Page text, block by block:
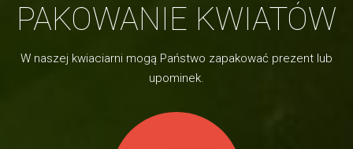
PAKOWANIE KWIATÓW
W naszej kwiaciarni mogą Państwo zapakować prezent lub
upominek.